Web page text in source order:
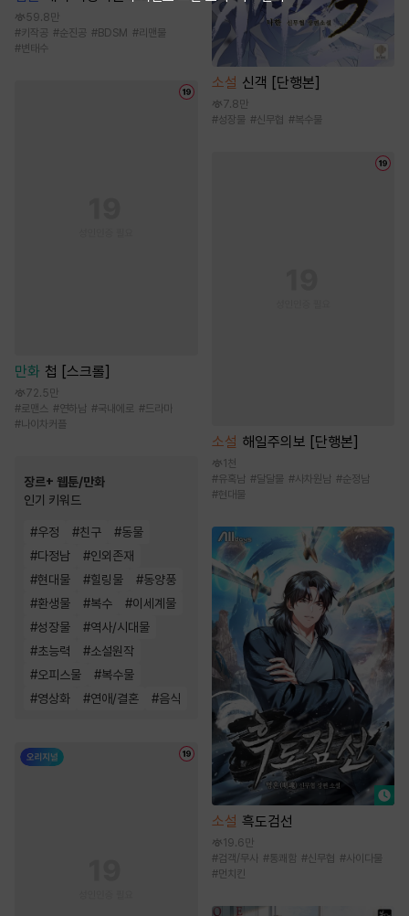
59.8만
#키작공 #순진공 #BDSM #리맨물
#변태수
만화 첩 [스크롤]
72.5만
#로맨스 #연하남 #국내에로 #드라마
#나이차커플
장르+ 웹툰/만화
인기 키워드
#우정 #친구 #동물
#다정남 #인외존재
#현대물 #힐링물 #동양풍
#환생물 #복수 #이세계물
#성장물 #역사/시대물
#초능력 #소설원작
#오피스물 #복수물
#영상화 #연애/결혼 #음식
소설 신객 [단행본]
7.8만
#성장물 #신무협 #복수물
소설 해일주의보 [단행본]
1천
#유혹남 #달달물 #사차원남 #순정남
#현대물
소설 흑도검선
19.6만
#검객/무사 #통쾌함 #신무협 #사이다물
#먼치킨